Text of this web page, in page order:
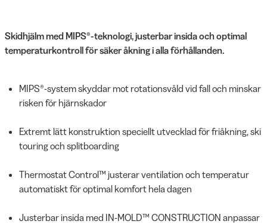
Skidhjälm med MIPS®-teknologi, justerbar insida och optimal
temperaturkontroll för säker åkning i alla förhållanden.
MIPS®-system skyddar mot rotationsvåld vid fall och minskar
risken för hjärnskador
Extremt lätt konstruktion speciellt utvecklad för friåkning, ski
touring och splitboarding
Thermostat Control™ justerar ventilation och temperatur
automatiskt för optimal komfort hela dagen
Justerbar insida med IN-MOLD™ CONSTRUCTION anpassar